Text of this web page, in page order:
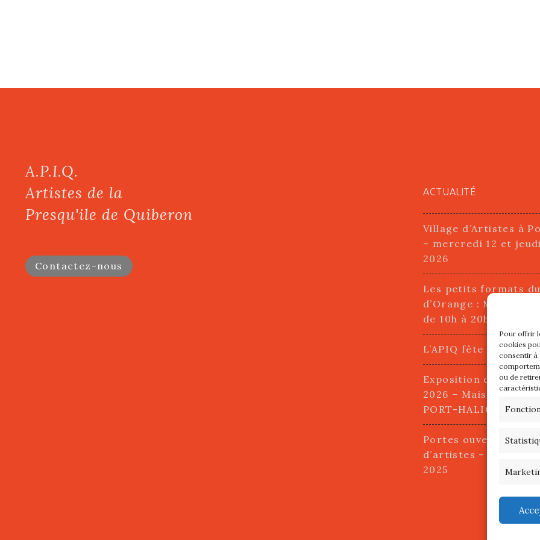
Pour offrir
cookies
consentir à
ou de
A.P.I.Q.
Artistes de la
Presqu'ile de Quiberon
Contactez-nous
ACTUALITÉ
Village d’Artistes à
– mercredi 12 et
2026
Les petits formats
d’Orange : Mercredi
de 10h à 20h
L’APIQ fête ses 10
Exposition du 20
2026 – Maison du
PORT-HALIGUEN –
Portes ouvertes des
d’artistes – 13 et 14
2025